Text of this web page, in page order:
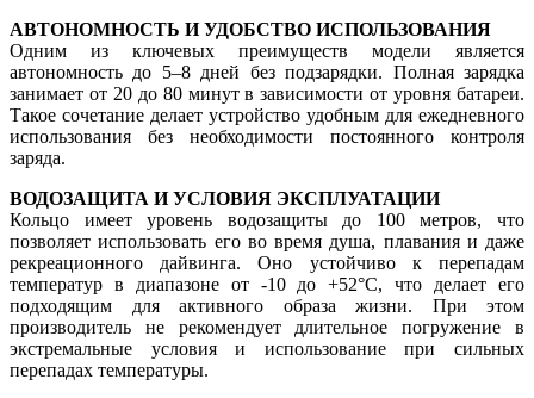
АВТОНОМНОСТЬ И УДОБСТВО ИСПОЛЬЗОВАНИЯ
Одним из ключевых преимуществ модели является
автономность до 5–8 дней без подзарядки. Полная зарядка
занимает от 20 до 80 минут в зависимости от уровня батареи.
Такое сочетание делает устройство удобным для ежедневного
использования без необходимости постоянного контроля
заряда.
ВОДОЗАЩИТА И УСЛОВИЯ ЭКСПЛУАТАЦИИ
Кольцо имеет уровень водозащиты до 100 метров, что
позволяет использовать его во время душа, плавания и даже
рекреационного дайвинга. Оно устойчиво к перепадам
температур в диапазоне от -10 до +52°C, что делает его
подходящим для активного образа жизни. При этом
производитель не рекомендует длительное погружение в
экстремальные условия и использование при сильных
перепадах температуры.